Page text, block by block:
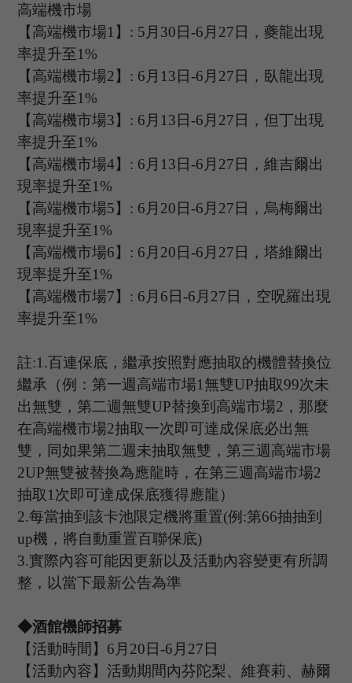
高端機市場
【高端機市場1 】 : 5 月 30日-6 月 27日，夔龍出現
率提升至1%
【高端機市場2 】 : 6 月 13日-6 月 27日， 臥龍出現
率提升至1%
【高端機市場3】 : 6 月 1 3日-6 月 27日，但丁出現
率提升至1%
【高端機市場4】 : 6 月 1 3日-6 月 27日，維吉爾出
現率提升至1%
【高端機市場5】 : 6 月 20日-6 月 27日， 烏梅爾出
現率提升至1%
【高端機市場6】 : 6 月 20日-6 月 27日，塔維爾出
現率提升至1%
【高端機市場7】 : 6 月 6日-6 月 27日，空呪羅出現
率提升至1%
註:1.百連保底，繼承按照對應抽取的機體替換位
繼承（例：第一週高端市場1 無雙UP抽取99次未
出無雙，第二週無雙UP替換到高端市場2 ，那麼
在高端機市場2抽取一次即可達成保底必出無
雙，同如果第二週未抽取無雙，第三週高端市場
2UP無雙被替換為應龍時，在第三週高端市場2
抽取 1 次即可達成保底獲得應龍）
2.每當抽到該卡池限定機將重置(例 :第66抽抽到
up機，將自動重置百聯保底)
3.實際內容可能因更新以及活動內容變更有所調
整，以當下最新公告為準
◆酒館機師招募
【活動時間】 6 月 20日-6 月 27日
【活動內容】活動期間內芬陀梨、維賽莉、赫爾